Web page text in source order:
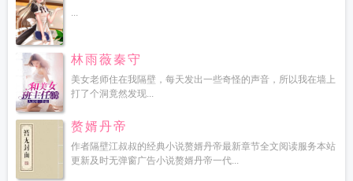
...
林雨薇秦守
美女老师住在我隔壁，每天发出一些奇怪的声音，所以我在墙上
打了个洞竟然发现...
赘婿丹帝
作者隔壁江叔叔的经典小说赘婿丹帝最新章节全文阅读服务本站
更新及时无弹窗广告小说赘婿丹帝一代...